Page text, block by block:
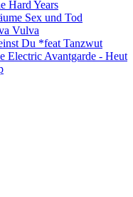
Hard Years
Sex und Tod
Vulva
Du *feat Tanzwut
Electric Avantgarde - Heut